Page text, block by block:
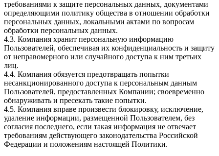
требованиями к защите персональных данных, документами
определяющими политику общества в отношении обработки
персональных данных, локальными актами по вопросам
обработки персональных данных.
4.3. Компания хранит персональную информацию
Пользователей, обеспечивая их конфиденциальность и защиту
от неправомерного или случайного доступа к ним третьих
лиц.
4.4. Компания обязуется предотвращать попытки
несанкционированного доступа к персональным данным
Пользователей, предоставленных Компании; своевременно
обнаруживать и пресекать такие попытки.
4.5. Компания вправе произвести блокировку, исключение,
удаление информации, размещенной Пользователем, без
согласия последнего, если такая информация не отвечает
требованиям действующего законодательства Российской
Федерации и положениям настоящей Политики.